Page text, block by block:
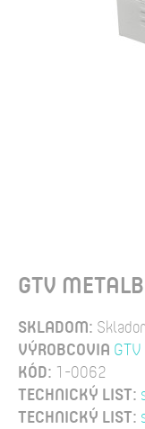
GTV
SKLADOM:
VÝROBCOVIA GTV
KÓD: 1-0062
TECHNICKÝ LIST:
TECHNICKÝ LIST: